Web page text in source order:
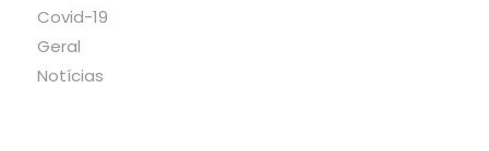
Covid-19
Geral
Notícias